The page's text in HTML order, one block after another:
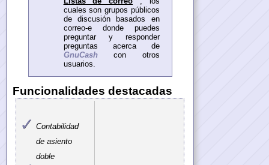
cuales son grupos públicos
de discusión basados en
correo-e donde puedes
preguntar y responder
preguntas acerca de
GnuCashcon otros
usuarios.
Funcionalidades destacadas
Contabilidad
de asiento
doble